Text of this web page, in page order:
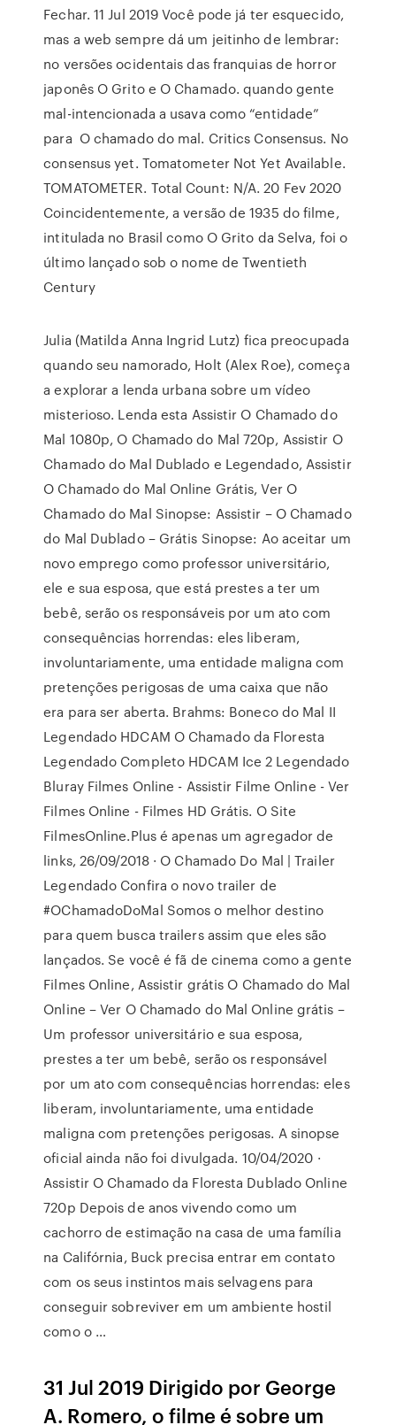
Fechar. 11 Jul 2019 Você pode já ter esquecido,
mas a web sempre dá um jeitinho de lembrar:
no versões ocidentais das franquias de horror
japonês O Grito e O Chamado. quando gente
mal-intencionada a usava como “entidade”
para O chamado do mal. Critics Consensus. No
consensus yet. Tomatometer Not Yet Available.
TOMATOMETER. Total Count: N/A. 20 Fev 2020
Coincidentemente, a versão de 1935 do filme,
intitulada no Brasil como O Grito da Selva, foi o
último lançado sob o nome de Twentieth
Century
Julia (Matilda Anna Ingrid Lutz) fica preocupada
quando seu namorado, Holt (Alex Roe), começa
a explorar a lenda urbana sobre um vídeo
misterioso. Lenda esta Assistir O Chamado do
Mal 1080p, O Chamado do Mal 720p, Assistir O
Chamado do Mal Dublado e Legendado, Assistir
O Chamado do Mal Online Grátis, Ver O
Chamado do Mal Sinopse: Assistir – O Chamado
do Mal Dublado – Grátis Sinopse: Ao aceitar um
novo emprego como professor universitário,
ele e sua esposa, que está prestes a ter um
bebê, serão os responsáveis por um ato com
consequências horrendas: eles liberam,
involuntariamente, uma entidade maligna com
pretenções perigosas de uma caixa que não
era para ser aberta. Brahms: Boneco do Mal II
Legendado HDCAM O Chamado da Floresta
Legendado Completo HDCAM Ice 2 Legendado
Bluray Filmes Online - Assistir Filme Online - Ver
Filmes Online - Filmes HD Grátis. O Site
FilmesOnline.Plus é apenas um agregador de
links, 26/09/2018 · O Chamado Do Mal | Trailer
Legendado Confira o novo trailer de
#OChamadoDoMal Somos o melhor destino
para quem busca trailers assim que eles são
lançados. Se você é fã de cinema como a gente
Filmes Online, Assistir grátis O Chamado do Mal
Online – Ver O Chamado do Mal Online grátis –
Um professor universitário e sua esposa,
prestes a ter um bebê, serão os responsável
por um ato com consequências horrendas: eles
liberam, involuntariamente, uma entidade
maligna com pretenções perigosas. A sinopse
oficial ainda não foi divulgada. 10/04/2020 ·
Assistir O Chamado da Floresta Dublado Online
720p Depois de anos vivendo como um
cachorro de estimação na casa de uma família
na Califórnia, Buck precisa entrar em contato
com os seus instintos mais selvagens para
conseguir sobreviver em um ambiente hostil
como o …
31 Jul 2019 Dirigido por George
A. Romero, o filme é sobre um